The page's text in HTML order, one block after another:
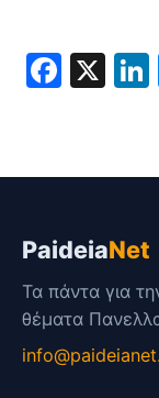
X
PaideiaNet
Τα πάντα για
θέματα